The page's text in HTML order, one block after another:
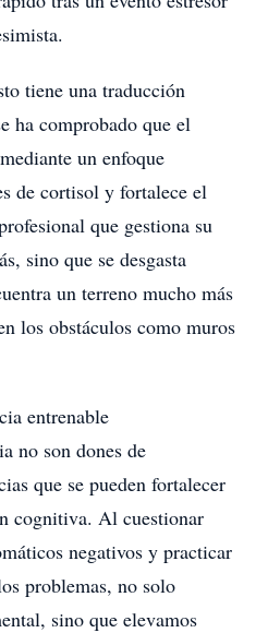
tiene una traducción
ha comprobado que el
un enfoque
de cortisol y fortalece el
que gestiona su
sino que se desgasta
un terreno mucho más
los obstáculos como muros
entrenable
no son dones de
que se pueden fortalecer
cognitiva. Al cuestionar
negativos y practicar
problemas, no solo
sino que elevamos